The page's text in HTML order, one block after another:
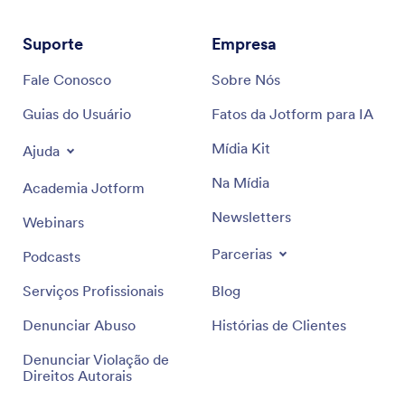
Suporte
Fale Conosco
Guias do Usuário
Ajuda
Academia Jotform
Webinars
Podcasts
Serviços Profissionais
Denunciar Abuso
Denunciar Violação de
Direitos Autorais
Empresa
Sobre Nós
Fatos da Jotform para IA
Mídia Kit
Na Mídia
Newsletters
Parcerias
Blog
Histórias de Clientes